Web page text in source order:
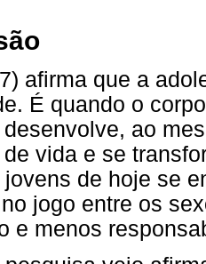
afirma que a
É quando o
ao
vida e se
de hoje se
jogo entre os
e menos